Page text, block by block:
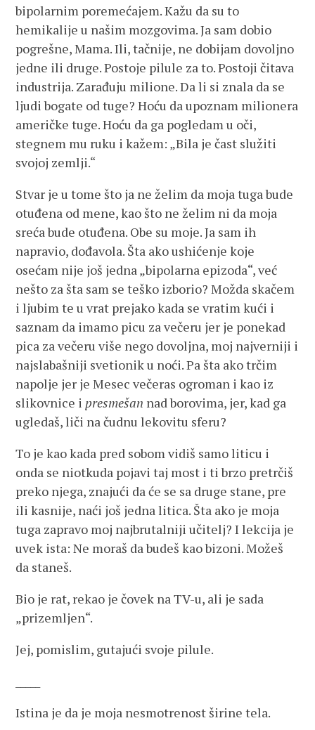
bipolarnim poremećajem. Kažu da su to
hemikalije u našim mozgovima. Ja sam dobio
pogrešne, Mama. Ili, tačnije, ne dobijam dovoljno
jedne ili druge. Postoje pilule za to. Postoji čitava
industrija. Zarađuju milione. Da li si znala da se
ljudi bogate od tuge? Hoću da upoznam milionera
američke tuge. Hoću da ga pogledam u oči,
stegnem mu ruku i kažem: „Bila je čast služiti
svojoj zemlji.“
Stvar je u tome što ja ne želim da moja tuga bude
otuđena od mene, kao što ne želim ni da moja
sreća bude otuđena. Obe su moje. Ja sam ih
napravio, dođavola. Šta ako ushićenje koje
osećam nije još jedna „bipolarna epizoda“, već
nešto za šta sam se teško izborio? Možda skačem
i ljubim te u vrat prejako kada se vratim kući i
saznam da imamo picu za večeru jer je ponekad
pica za večeru više nego dovoljna, moj najverniji i
najslabašniji svetionik u noći. Pa šta ako trčim
napolje jer je Mesec večeras ogroman i kao iz
slikovnice i presmešan nad borovima, jer, kad ga
ugledaš, liči na čudnu lekovitu sferu?
To je kao kada pred sobom vidiš samo liticu i
onda se niotkuda pojavi taj most i ti brzo pretrčiš
preko njega, znajući da će se sa druge stane, pre
ili kasnije, naći još jedna litica. Šta ako je moja
tuga zapravo moj najbrutalniji učitelj? I lekcija je
uvek ista: Ne moraš da budeš kao bizoni. Možeš
da staneš.
Bio je rat, rekao je čovek na TV-u, ali je sada
„prizemljen“.
Jej, pomislim, gutajući svoje pilule.
Istina je da je moja nesmotrenost širine tela.